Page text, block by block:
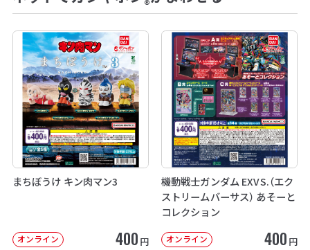
®
まちぼうけ キン肉マン3
オンライン 400 円
機動戦士ガンダム EXVS.（エク
ストリームバーサス） あそーと
コレクション
オンライン 400 円